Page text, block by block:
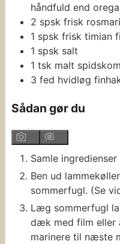
håndfuld end
2 spsk frisk
1 spsk frisk timian
1 spsk salt
1 tsk malt
3 fed hvidløg
Sådan gør du
Samle ingredienser
Ben ud
sommerfugl. (Se
Læg sommerfugl
dæk med film eller
marinere til næste